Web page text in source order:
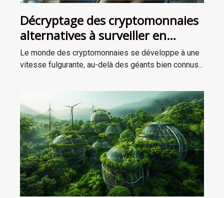
Décryptage des cryptomonnaies
alternatives à surveiller en
dehors du Bitcoin et de
l'Ethereum
Le monde des cryptomonnaies se développe à une
vitesse fulgurante, au-delà des géants bien connus...